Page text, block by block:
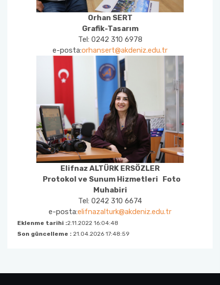
Orhan SERT
Grafik-Tasarım
Tel: 0242 310 6978
e-posta:orhansert@akdeniz.edu.tr
Elifnaz ALTÜRK ERSÖZLER
Protokol ve Sunum Hizmetleri Foto
Muhabiri
Tel: 0242 310 6674
e-posta:elifnazalturk@akdeniz.edu.tr
Eklenme tarihi :2.11.2022 16:04:48
Son güncelleme : 21.04.2026 17:48:59